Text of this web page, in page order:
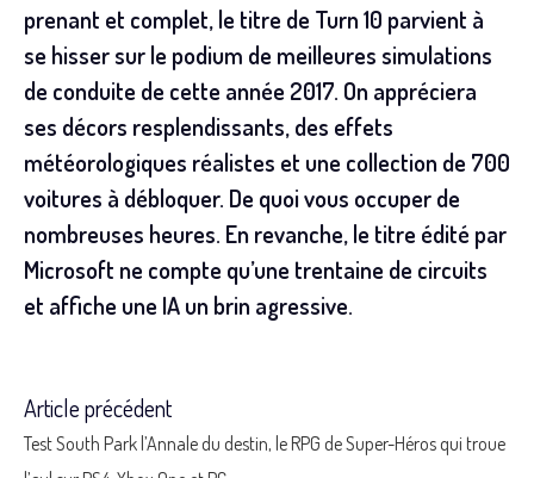
prenant et complet, le titre de Turn 10 parvient à
se hisser sur le podium de meilleures simulations
de conduite de cette année 2017. On appréciera
ses décors resplendissants, des effets
météorologiques réalistes et une collection de 700
voitures à débloquer. De quoi vous occuper de
nombreuses heures. En revanche, le titre édité par
Microsoft ne compte qu’une trentaine de circuits
et affiche une IA un brin agressive.
Read
Article précédent
Test South Park l’Annale du destin, le RPG de Super-Héros qui troue